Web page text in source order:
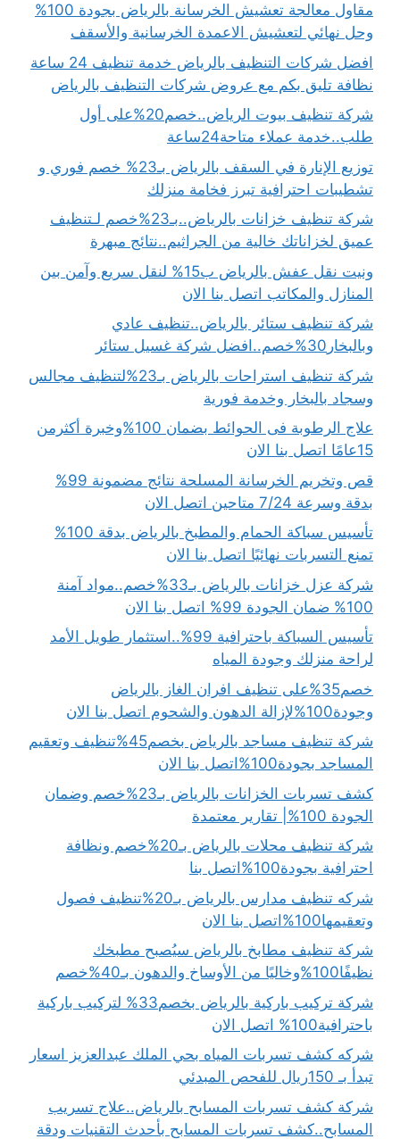
مقاول معالجة تعشيش الخرسانة بالرياض بجودة 100%
وحل نهائي لتعشيش الاعمدة الخرسانية والأسقف
افضل شركات التنظيف بالرياض خدمة تنظيف 24 ساعة
نظافة تليق بكم مع عروض شركات التنظيف بالرياض
شركة تنظيف بيوت الرياض..خصم20%على أول
طلب..خدمة عملاء متاحة24ساعة
توزيع الإنارة في السقف بالرياض بـ23% خصم فوري و
تشطيبات احترافية تبرز فخامة منزلك
شركة تنظيف خزانات بالرياض..بـ23%خصم لـتنظيف
عميق لخزاناتك خالية من الجراثيم..نتائج مبهرة
ونيت نقل عفش بالرياض ب15% لنقل سريع وآمن بين
المنازل والمكاتب اتصل بنا الان
شركة تنظيف ستائر بالرياض..تنظيف عادي
وبالبخار30%خصم..افضل شركة غسيل ستائر
شركة تنظيف استراحات بالرياض بـ23%لتنظيف مجالس
وسجاد بالبخار وخدمة فورية
علاج الرطوبة فى الحوائط بضمان 100%وخبرة أكثرمن
15عامًا اتصل بنا الان
قص وتخريم الخرسانة المسلحة نتائج مضمونة 99%
بدقة وسرعة 7/24 متاحين اتصل الان
تأسيس سباكة الحمام والمطبخ بالرياض بدقة 100%
تمنع التسربات نهائيًا اتصل بنا الان
شركة عزل خزانات بالرياض بـ33%خصم..مواد آمنة
100% ضمان الجودة 99% اتصل بنا الان
تأسيس السباكة باحترافية 99%..استثمار طويل الأمد
لراحة منزلك وجودة المياه
خصم35%على تنظيف افران الغاز بالرياض
وجودة100%لإزالة الدهون والشحوم اتصل بنا الان
شركة تنظيف مساجد بالرياض بخصم45%تنظيف وتعقيم
المساجد بجودة100%اتصل بنا الان
كشف تسربات الخزانات بالرياض بـ23%خصم وضمان
الجودة 100%| تقارير معتمدة
شركة تنظيف محلات بالرياض بـ20%خصم ونظافة
احترافية بجودة100%اتصل بنا
شركه تنظيف مدارس بالرياض بـ20%تنظيف فصول
وتعقيمها100%اتصل بنا الان
شركة تنظيف مطابخ بالرياض سيُصبح مطبخك
نظيفًا100%وخاليًا من الأوساخ والدهون بـ40%خصم
شركة تركيب باركية بالرياض بخصم33% لتركيب باركية
باحترافية100% اتصل الان
شركه كشف تسربات المياه بحي الملك عبدالعزيز اسعار
تبدأ بـ 150ريال للفحص المبدئي
شركة كشف تسربات المسابح بالرياض..علاج تسريب
المسابح..كشف تسربات المسابح بأحدث التقنيات ودقة